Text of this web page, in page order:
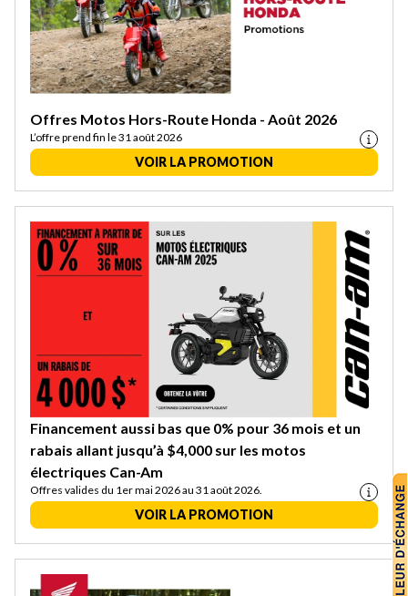
Offres Motos Hors-Route Honda - Août 2026
L’offre prend fin le 31 août 2026
VOIR LA PROMOTION
Financement aussi bas que 0% pour 36 mois et un
rabais allant jusqu’à $4,000 sur les motos
électriques Can-Am
Offres valides du 1er mai 2026 au 31 août 2026.
VOIR LA PROMOTION